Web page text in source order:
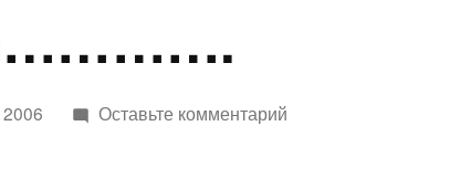
2006 Оставьте комментарийк